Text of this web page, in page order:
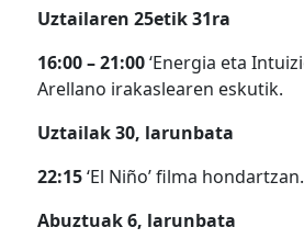
Uztailaren 25etik 31ra
16:00 – 21:00‘Energia eta
Arellano irakaslearen eskutik.
Uztailak 30, larunbata
22:15‘El Niño’ filma hondartzan.
Abuztuak 6, larunbata